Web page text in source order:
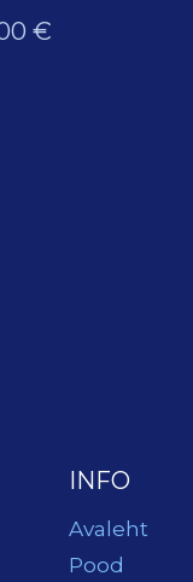
€
INFO
Avaleht
Pood